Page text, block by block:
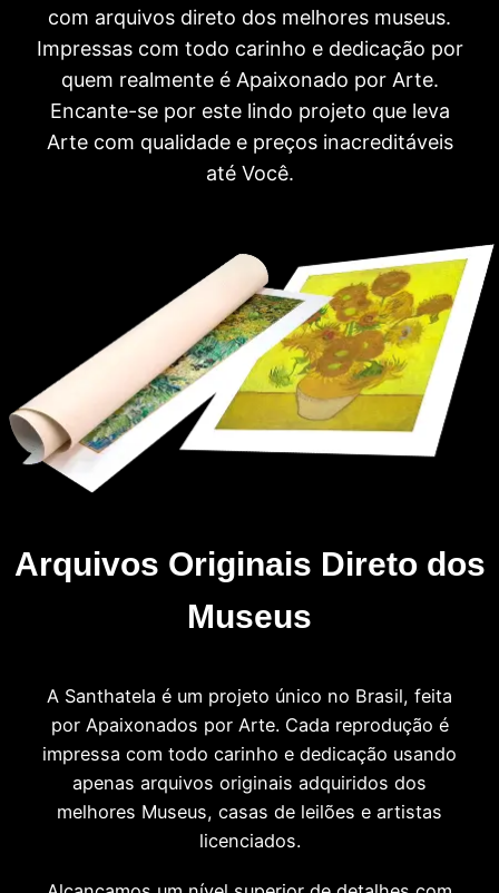
com arquivos direto dos melhores museus.
Impressas com todo carinho e dedicação por
quem realmente é Apaixonado por Arte.
Encante-se por este lindo projeto que leva
Arte com qualidade e preços inacreditáveis
até Você.
Arquivos Originais Direto dos
Museus
A Santhatela é um projeto único no Brasil, feita
por Apaixonados por Arte. Cada reprodução é
impressa com todo carinho e dedicação usando
apenas arquivos originais adquiridos dos
melhores Museus, casas de leilões e artistas
licenciados.